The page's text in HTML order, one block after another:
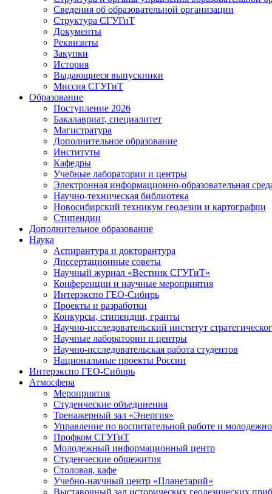
Сведения об образовательной организации
Структура СГУГиТ
Документы
Реквизиты
Закупки
История
Выдающиеся выпускники
Миссия СГУГиТ
Образование
Поступление 2026
Бакалавриат, специалитет
Магистратура
Дополнительное образование
Институты
Кафедры
Учебные лаборатории и центры
Электронная информационно-образовательная
Научно-техническая библиотека
Новосибирский техникум геодезии и картографии
Стипендии
Дополнительное образование
Наука
Аспирантура и докторантура
Диссертационные советы
Научный журнал «Вестник СГУГиТ»
Конференции и научные мероприятия
Интерэкспо ГЕО-Сибирь
Проекты и разработки
Конкурсы, стипендии, гранты
Научно-исследовательский институт
Научные лаборатории и центры
Научно-исследовательская работа студентов
Национальные проекты России
Интерэкспо ГЕО-Сибирь
Атмосфера
Мероприятия
Студенческие объединения
Тренажерный зал «Энергия»
Управление по воспитательной работе и
Профком СГУГиТ
Молодежный информационный центр
Студенческие общежития
Столовая, кафе
Учебно-научный центр «Планетарий»
Выставочный зал исторических геодезических